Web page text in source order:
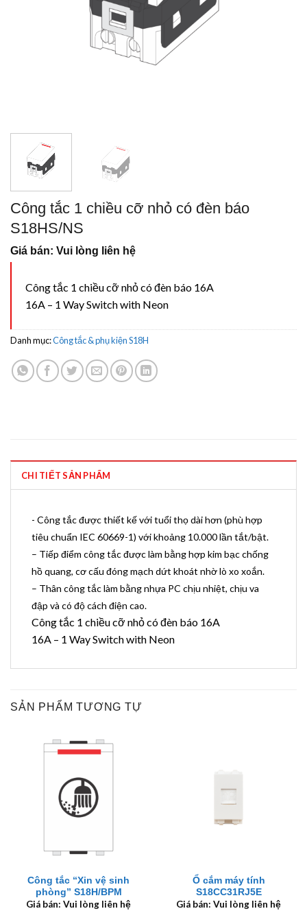
Công tắc 1 chiều cỡ nhỏ có đèn báo
S18HS/NS
Giá bán: Vui lòng liên hệ
Công tắc 1 chiều cỡ nhỏ có đèn báo 16A
16A – 1 Way Switch with Neon
Danh mục:Công tắc & phụ kiện S18H
CHI TIẾT SẢN PHẨM
​- Công tắc được thiết kế với tuổi thọ dài hơn (phù hợp
tiêu chuẩn IEC 60669-1) với khoảng 10.000 lần tắt/bật.
– Tiếp điểm công tắc được làm bằng hợp kim bạc chống
hồ quang, cơ cấu đóng mạch dứt khoát nhờ lò xo xoắn.
– Thân công tắc làm bằng nhựa PC chịu nhiệt, chịu va
đập và có độ cách điện cao.
Công tắc 1 chiều cỡ nhỏ có đèn báo 16A
16A – 1 Way Switch with Neon
SẢN PHẨM TƯƠNG TỰ
Công tắc “Xin vệ sinh
phòng” S18H/BPM
Giá bán: Vui lòng liên hệ
Ổ cắm máy tính
S18CC31RJ5E
Giá bán: Vui lòng liên hệ